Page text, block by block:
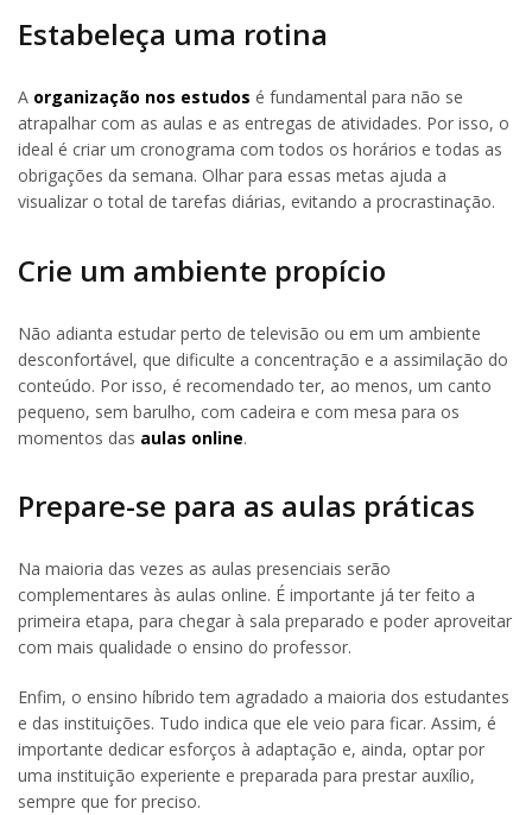
Estabeleça uma rotina
A organização nos estudos é fundamental para não se
atrapalhar com as aulas e as entregas de atividades. Por isso, o
ideal é criar um cronograma com todos os horários e todas as
obrigações da semana. Olhar para essas metas ajuda a
visualizar o total de tarefas diárias, evitando a procrastinação.
Crie um ambiente propício
Não adianta estudar perto de televisão ou em um ambiente
desconfortável, que dificulte a concentração e a assimilação do
conteúdo. Por isso, é recomendado ter, ao menos, um canto
pequeno, sem barulho, com cadeira e com mesa para os
momentos das aulas online.
Prepare-se para as aulas práticas
Na maioria das vezes as aulas presenciais serão
complementares às aulas online. É importante já ter feito a
primeira etapa, para chegar à sala preparado e poder aproveitar
com mais qualidade o ensino do professor.
Enfim, o ensino híbrido tem agradado a maioria dos estudantes
e das instituições. Tudo indica que ele veio para ficar. Assim, é
importante dedicar esforços à adaptação e, ainda, optar por
uma instituição experiente e preparada para prestar auxílio,
sempre que for preciso.